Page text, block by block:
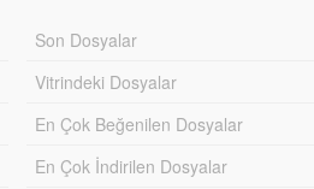
Son Dosyalar
Vitrindeki Dosyalar
En Çok Beğenilen Dosyalar
En Çok İndirilen Dosyalar